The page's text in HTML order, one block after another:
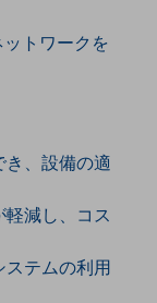
トワークを
き、設備の適
減し、コス
テムの利用